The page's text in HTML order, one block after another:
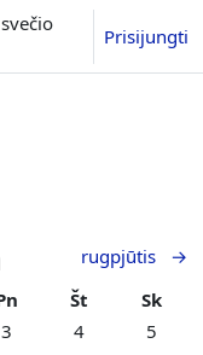
Prisijungti
rugpjūtis
→
Šeštadienis
Št
Sk
liepos 1
ketvirtadienis, liepos
Nėra įvykių,
3 Nėra įvykių,
4 Nėra
5